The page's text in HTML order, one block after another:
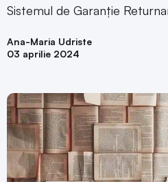
Sistemul de Garanție
Ana-Maria Udriste
03 aprilie 2024